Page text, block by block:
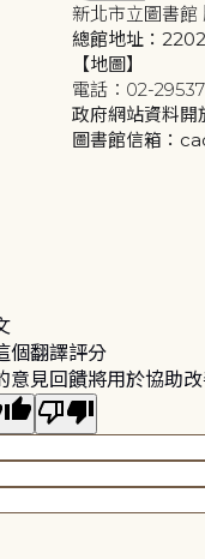
新北市立圖書館
總館地址：
【地圖】
電話：02-
政府網站資料開
圖書館信箱：
個翻譯評分
意見回饋將用於協助